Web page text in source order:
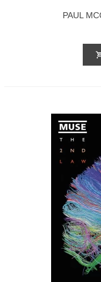
PAUL